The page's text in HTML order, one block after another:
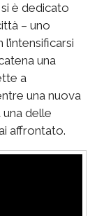
è dedicato
– uno
l’intensificarsi
una
a
una nuova
una delle
affrontato.